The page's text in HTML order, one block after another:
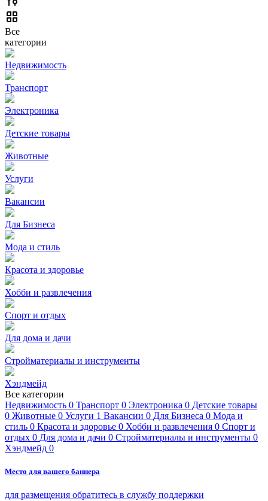
Все
категории
Недвижимость
Транспорт
Электроника
Детские товары
Животные
Услуги
Вакансии
Для Бизнеса
Мода и стиль
Красота и здоровье
Хобби и развлечения
Спорт и отдых
Для дома и дачи
Стройматериалы и инструменты
Хэндмейд
Все категории
Недвижимость 0 Транспорт 0 Электроника 0 Детские товары
0 Животные 0 Услуги 1 Вакансии 0 Для Бизнеса 0 Мода и
стиль 0 Красота и здоровье 0 Хобби и развлечения 0 Спорт и
отдых 0 Для дома и дачи 0 Стройматериалы и инструменты 0
Хэндмейд 0
Место для вашего баннера
для размещения обратитесь в службу поддержки